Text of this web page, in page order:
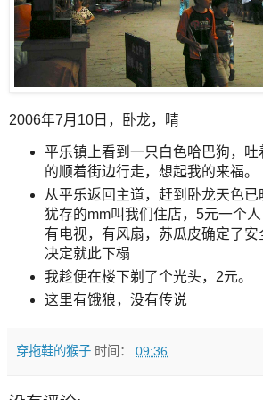
2006年7月10日，卧龙，晴
平乐镇上看到一只白色哈巴狗，吐
的顺着街边行走，想起我的来福。
从平乐返回主道，赶到卧龙天色已
犹存的mm叫我们住店，5元一个人
有电视，有风扇，苏瓜皮确定了安
决定就此下榻
我趁便在楼下剃了个光头，2元。
这里有饿狼，没有传说
穿拖鞋的猴子 时间： 09:36